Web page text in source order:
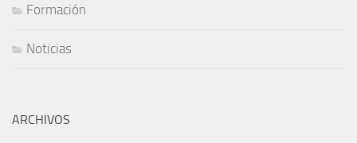
Formación
Noticias
ARCHIVOS